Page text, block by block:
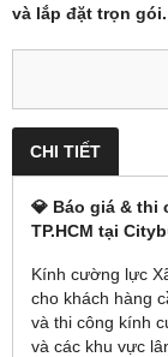
và lắp đặt trọn gói.
CHI TIẾT
💎 Báo giá &
TP.HCM tại
Kính cường lực
cho khách hàng
và thi công kính
và các khu vực